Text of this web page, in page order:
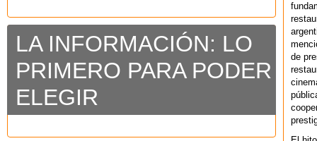
LA INFORMACIÓN: LO
PRIMERO PARA PODER
ELEGIR
de